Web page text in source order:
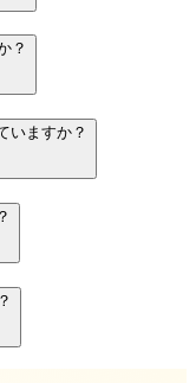
？
いますか？